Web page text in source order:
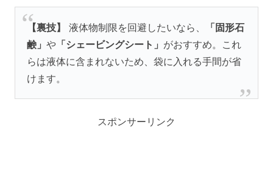
【裏技】 液体物制限を回避したいなら、
「固形石
鹸」や 「シェービングシート」 がおすすめ。これ
らは液体に含まれないため、袋に入れる手間が省
けます。
スポンサーリンク